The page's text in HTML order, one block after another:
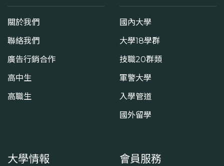
關於我們
聯絡我們
廣告行銷合作
高中生
高職生
國內大學
大學18學群
技職20群類
軍警大學
入學管道
國外留學
大學情報 會員服務